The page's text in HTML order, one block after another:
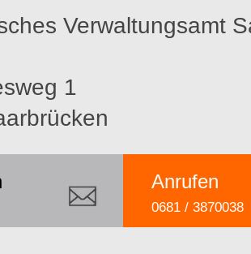
Verwaltungsamt
1
Anrufen
0681 / 3870038